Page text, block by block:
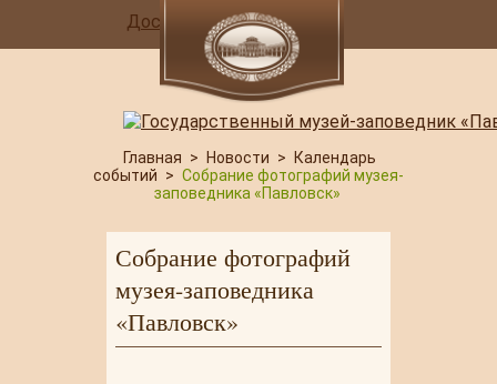
Доступная среда
Главная > Новости >
Календарь
событий > Собрание фотографий музея-
заповедника «Павловск»
Собрание фотографий
музея-заповедника
«Павловск»